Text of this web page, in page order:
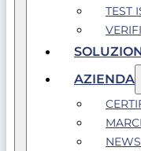
TEST
AZIENDA
NEWS